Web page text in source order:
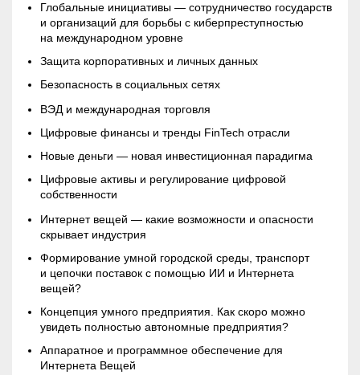
Глобальные инициативы — сотрудничество государств
и организаций для борьбы с киберпреступностью
на международном уровне
Защита корпоративных и личных данных
Безопасность в социальных сетях
ВЭД и международная торговля
Цифровые финансы и тренды FinTech отрасли
Новые деньги — новая инвестиционная парадигма
Цифровые активы и регулирование цифровой
собственности
Интернет вещей — какие возможности и опасности
скрывает индустрия
Формирование умной городской среды, транспорт
и цепочки поставок с помощью ИИ и Интернета
вещей?
Концепция умного предприятия. Как скоро можно
увидеть полностью автономные предприятия?
Аппаратное и программное обеспечение для
Интернета Вещей